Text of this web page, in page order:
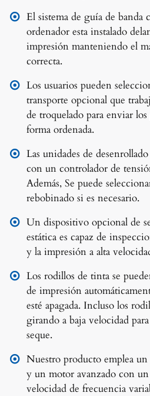
El sistema de guía de banda
ordenador esta instalado
impresión manteniendo el
correcta.
Los usuarios pueden
transporte opcional que
de troquelado para enviar
forma ordenada.
Las unidades de
con un controlador de
Además, Se puede
rebobinado si es necesario.
Un dispositivo opcional de
estática es capaz de
y la impresión a alta
Los rodillos de tinta se
de impresión
esté apagada. Incluso los
girando a baja velocidad
seque.
Nuestro producto emplea
y un motor avanzado con
velocidad de frecuencia